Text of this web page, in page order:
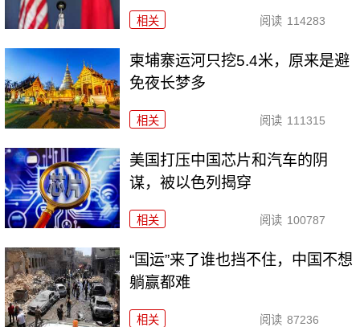
相关 阅读 114283
柬埔寨运河只挖5.4米，原来是避
免夜长梦多
相关 阅读 111315
美国打压中国芯片和汽车的阴
谋，被以色列揭穿
相关 阅读 100787
“国运”来了谁也挡不住，中国不想
躺赢都难
相关 阅读 87236